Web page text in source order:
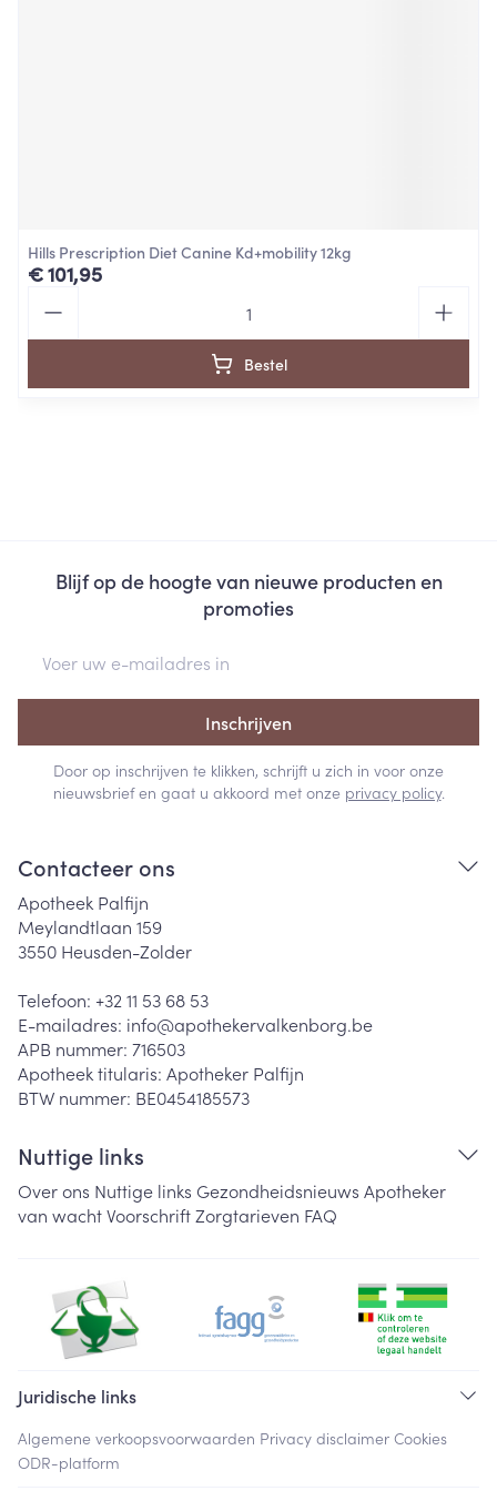
Hills Prescription Diet Canine Kd+mobility 12kg
€ 101,95
Bestel
Blijf op de hoogte van nieuwe producten en
promoties
Inschrijven
Door op inschrijven te klikken, schrijft u zich in voor onze
nieuwsbrief en gaat u akkoord met onze privacy policy.
Contacteer ons
Apotheek Palfijn
Meylandtlaan 159
3550 Heusden-Zolder
Telefoon: +32 11 53 68 53
E-mailadres: info@apothekervalkenborg.be
APB nummer: 716503
Apotheek titularis: Apotheker Palfijn
BTW nummer: BE0454185573
Nuttige links
Over ons Nuttige links Gezondheidsnieuws Apotheker
van wachtVoorschriftZorgtarieven FAQ
Juridische links
Algemene verkoopsvoorwaarden Privacy disclaimer Cookies
ODR-platform